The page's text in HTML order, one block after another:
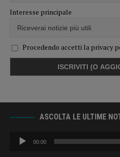
Interesse principale
Procedendo accetti la privacy
ASCOLTA LE ULTIME
Audio
Player
00:00